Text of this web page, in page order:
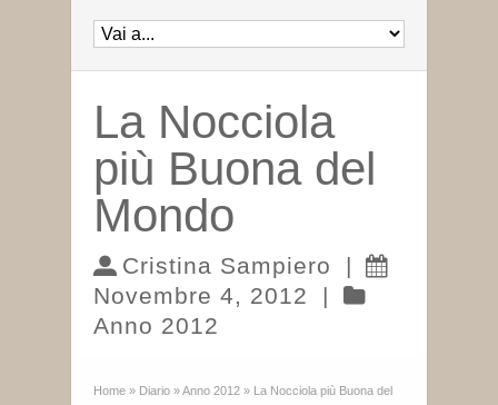
La Nocciola
più Buona del
Mondo
Cristina Sampiero
|
Novembre 4, 2012
|
Anno 2012
Home » Diario »Anno 2012 » La Nocciola più Buona del